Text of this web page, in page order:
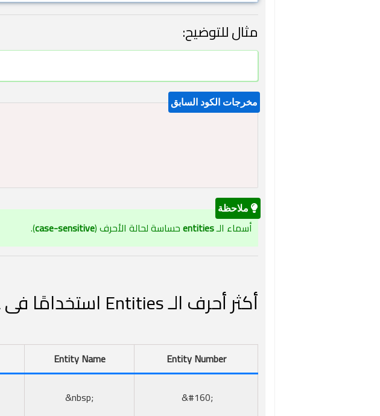
مثال للتوضيح:
أسماء الـentitiesحساسة لحالة الأحرف (case-sensitive
).
أكثر أحرف الـ Entities استخدامًا فى HTML
Entity Number
Entity Name
;#160&
;nbsp&